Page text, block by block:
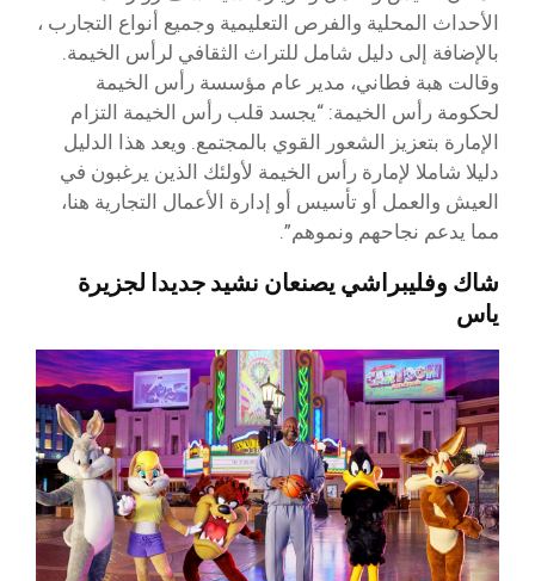
الأحداث المحلية والفرص التعليمية وجميع أنواع التجارب ،
بالإضافة إلى دليل شامل للتراث الثقافي لرأس الخيمة.
وقالت هبة فطاني، مدير عام مؤسسة رأس الخيمة
لحكومة رأس الخيمة: “يجسد قلب رأس الخيمة التزام
الإمارة بتعزيز الشعور القوي بالمجتمع. ويعد هذا الدليل
دليلا شاملا لإمارة رأس الخيمة لأولئك الذين يرغبون في
العيش والعمل أو تأسيس أو إدارة الأعمال التجارية هنا،
مما يدعم نجاحهم ونموهم”.
شاك وفليبراشي يصنعان نشيد جديدا لجزيرة
ياس